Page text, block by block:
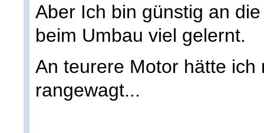
Aber Ich bin günstig an
beim Umbau viel gelernt.
An teurere Motor hätte
rangewagt...